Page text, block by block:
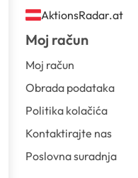
AktionsRadar.at
Moj račun
Moj račun
Obrada podataka
Politika kolačića
Kontaktirajte nas
Poslovna suradnja